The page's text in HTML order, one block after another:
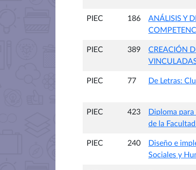
PIEC 186
ANÁLISIS Y
PIEC 389
CREACIÓN
PIEC 77 De Letras:
PIEC 423
Diploma
de la
PIEC 240
Diseño e
Sociales y